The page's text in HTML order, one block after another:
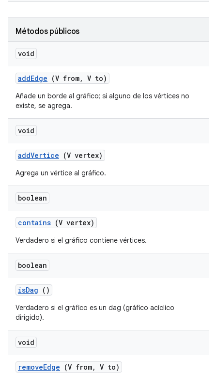
Métodos públicos
void
addEdge (V from, V to)
Añade un borde al gráfico; si alguno de los vértices no
existe, se agrega.
void
addVertice (V vertex)
Agrega un vértice al gráfico.
boolean
contains (V vertex)
Verdadero si el gráfico contiene vértices.
boolean
isDag ()
Verdadero si el gráfico es un dag (gráfico acíclico
dirigido).
void
removeEdge (V from, V to)